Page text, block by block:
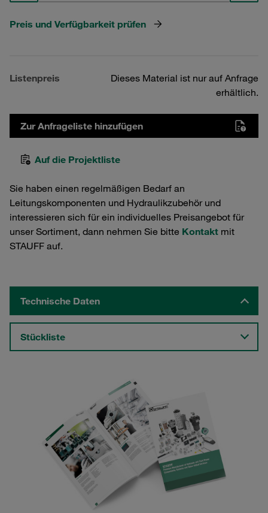
Preis und Verfügbarkeit prüfen
Listenpreis
Dieses Material ist nur auf Anfrage
erhältlich.
Zur Anfrageliste hinzufügen
Auf die Projektliste
Sie haben einen regelmäßigen Bedarf an
Leitungskomponenten und Hydraulikzubehör und
interessieren sich für ein individuelles Preisangebot für
unser Sortiment, dann nehmen Sie bitte Kontakt mit
STAUFF auf.
Technische Daten
Stückliste